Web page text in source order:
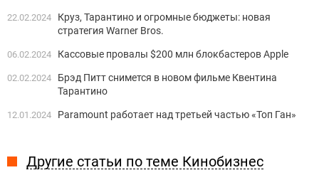
22.02.2024
Круз, Тарантино и огромные бюджеты: новая
стратегия Warner Bros.
06.02.2024 Кассовые провалы $200 млн блокбастеров Apple
02.02.2024
Брэд Питт снимется в новом фильме Квентина
Тарантино
12.01.2024 Paramount работает над третьей частью «Топ Ган»
Другие статьи по теме Кинобизнес